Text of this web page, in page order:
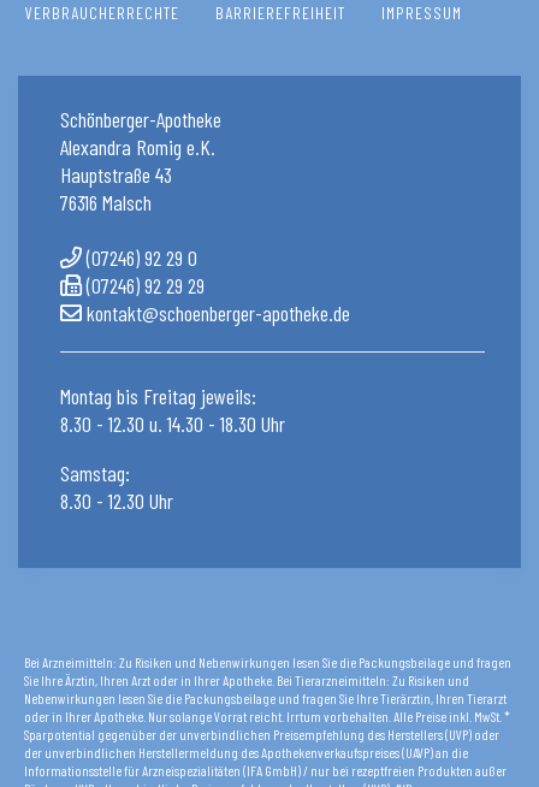
VERBRAUCHERRECHTE
BARRIEREFREIHEIT IMPRESSUM
Schönberger-Apotheke
Alexandra Romig e.K.
Hauptstraße 43
76316 Malsch
(07246) 92 29 0
(07246) 92 29 29
kontakt@schoenberger-apotheke.de
Montag bis Freitag jeweils:
8.30 - 12.30 u. 14.30 - 18.30 Uhr
Samstag:
8.30 - 12.30 Uhr
Bei Arzneimitteln: Zu Risiken und Nebenwirkungen lesen Sie die Packungsbeilage und fragen
Sie Ihre Ärztin, Ihren Arzt oder in Ihrer Apotheke. Bei Tierarzneimitteln: Zu Risiken und
Nebenwirkungen lesen Sie die Packungsbeilage und fragen Sie Ihre Tierärztin, Ihren Tierarzt
oder in Ihrer Apotheke. Nur solange Vorrat reicht. Irrtum vorbehalten. Alle Preise inkl. MwSt. *
Sparpotential gegenüber der unverbindlichen Preisempfehlung des Herstellers (UVP) oder
der unverbindlichen Herstellermeldung des Apothekenverkaufspreises (UAVP) an die
Informationsstelle für Arzneispezialitäten (IFA GmbH) / nur bei rezeptfreien Produkten außer